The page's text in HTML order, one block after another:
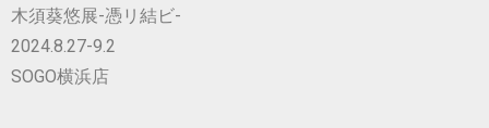
木須葵悠展-憑リ結ビ-
2024.8.27-9.2
SOGO横浜店